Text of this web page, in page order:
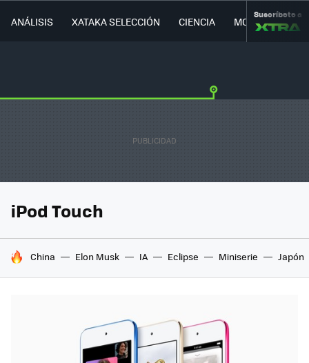
ANÁLISIS XATAKA SELECCIÓN CIENCIA MOVILIDAD
Suscríbete a
iPod Touch
HOY SE HABLA DE
China Elon Musk IA Eclipse Miniserie Japón